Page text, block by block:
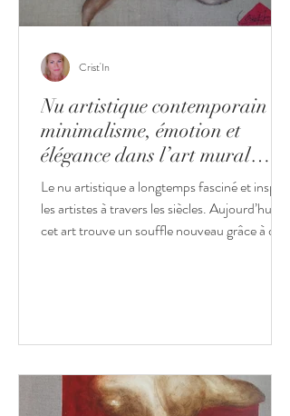
Nu artistique contemporain :
minimalisme, émotion et
élégance dans l’art mural
français
Le nu artistique a longtemps fasciné et inspiré
les artistes à travers les siècles. Aujourd’hui,
cet art trouve un souffle nouveau grâce à des
sculptures délicates ou photographies
recherche d’esthétique, de minimalisme, de
lumière et d’émotion. Avec l'avènement de
Crist'In